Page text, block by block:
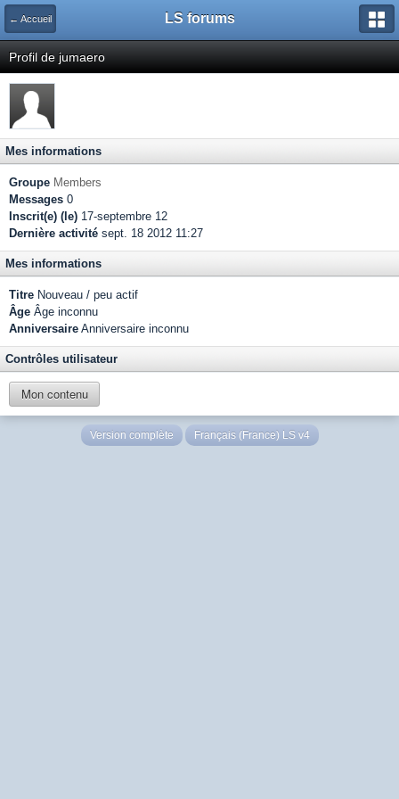
← Accueil LS forums
Profil de jumaero
Mes informations
Groupe Members
Messages 0
Inscrit(e) (le) 17-septembre 12
Dernière activité sept. 18 2012 11:27
Mes informations
Titre Nouveau / peu actif
Âge Âge inconnu
Anniversaire Anniversaire inconnu
Contrôles utilisateur
Mon contenu
Version complète Français (France) LS v4